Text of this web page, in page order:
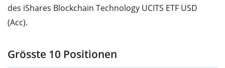
des iShares Blockchain Technology UCITS ETF USD
(Acc).
Grösste 10 Positionen